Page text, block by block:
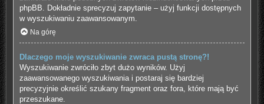
phpBB. Dokładnie sprecyzuj zapytanie – użyj funkcji dostępnych
w wyszukiwaniu zaawansowanym.
Na górę
Dlaczego moje wyszukiwanie zwraca pustą stronę?!
Wyszukiwanie zwróciło zbyt dużo wyników. Użyj
zaawansowanego wyszukiwania i postaraj się bardziej
precyzyjnie określić szukany fragment oraz fora, które mają być
przeszukane.